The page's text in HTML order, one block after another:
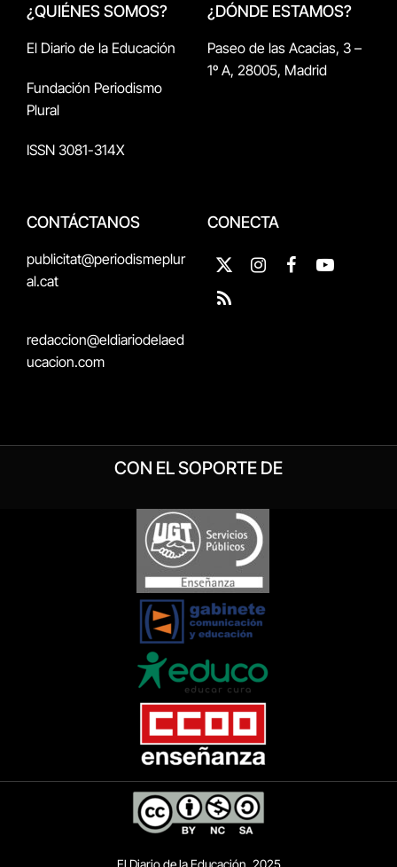
¿QUIÉNES SOMOS?
El Diario de la Educación
Fundación Periodismo
Plural
ISSN 3081-314X
¿DÓNDE ESTAMOS?
Paseo de las Acacias, 3 –
1º A, 28005, Madrid
CONTÁCTANOS
publicitat@periodismeplur
al.cat
redaccion@eldiariodelaed
ucacion.com
CONECTA
X
(Twitter)
InstagramFacebookYouTube
RSS
CON EL SOPORTE DE
El Diario de la Educación, 2025